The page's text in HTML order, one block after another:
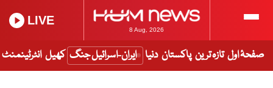
8 Aug, 2026
LIVE
صفحۂ اول تازہ ترین پاکستان دنیا ایران-اسرائیل جنگ کھیل انٹرٹینمنٹ